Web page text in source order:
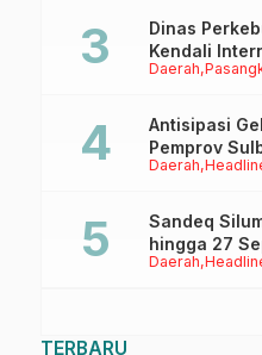
Daerah
Dinas
Kendali
Sertifikasi
Daerah
Antisipasi
Pemprov
Ruang Digital
Daerah
Sandeq
hingga 27
Sulbar
TERBARU